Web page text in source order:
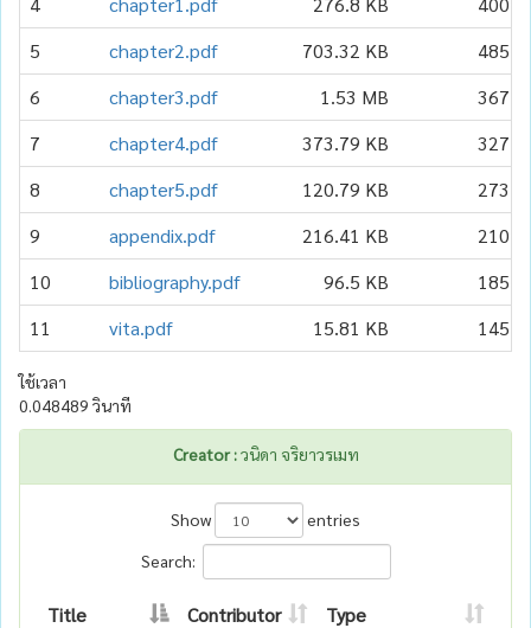
5
chapter2.pdf 703.32 KB 485
6
chapter3.pdf 1.53 MB 367
7
chapter4.pdf 373.79 KB 327
8
chapter5.pdf 120.79 KB 273
9
appendix.pdf 216.41 KB 210
10
bibliography.pdf 96.5 KB 185
11
vita.pdf 15.81 KB 145
ใช้เวลา
0.048489 วินาที
Creator :วนิดา จริยาวรเมท
Show
entries
Search:
Title Contributor
Type